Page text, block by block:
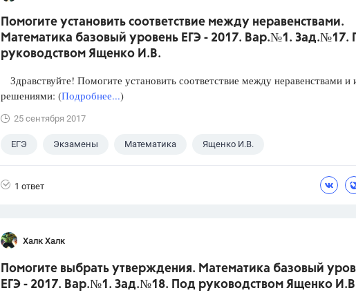
Помогите установить соответствие между неравенствами.
Математика базовый уровень ЕГЭ - 2017. Вар.№1. Зад.№17.
руководством Ященко И.В.
Здравствуйте! Помогите установить соответствие между неравенствами и
решениями: (Подробнее...)
25 сентября 2017
ЕГЭ Экзамены Математика Ященко И.В.
1 ответ
Халк Халк
Помогите выбрать утверждения. Математика базовый
ЕГЭ - 2017. Вар.№1. Зад.№18. Под руководством Ященко